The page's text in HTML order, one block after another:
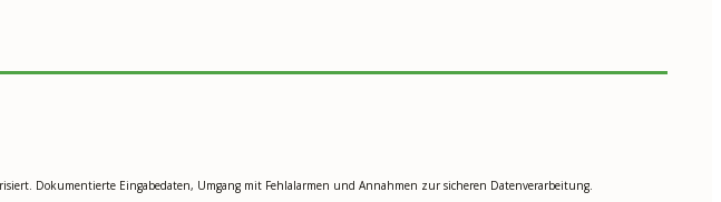
Dokumentierte Eingabedaten, Umgang mit Fehlalarmen und Annahmen zur sicheren Datenverarbeitung.